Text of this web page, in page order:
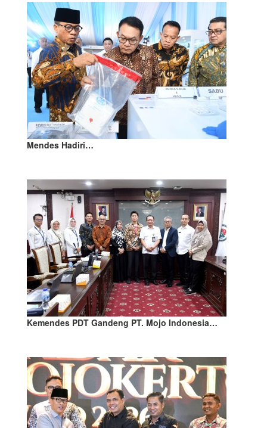
Mendes Hadiri…
Kemendes PDT Gandeng PT. Mojo Indonesia…